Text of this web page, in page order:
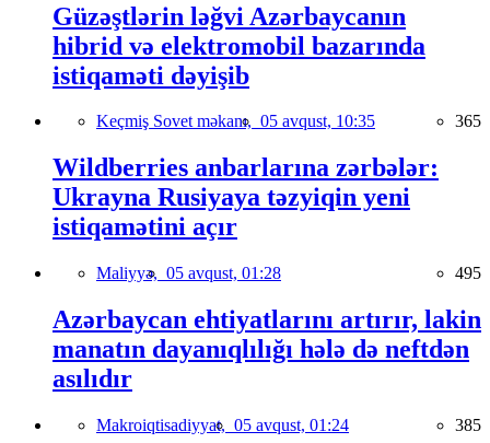
Güzəştlərin ləğvi Azərbaycanın
hibrid və elektromobil bazarında
istiqaməti dəyişib
Keçmiş Sovet məkanı, 05 avqust, 10:35 365
Wildberries anbarlarına zərbələr:
Ukrayna Rusiyaya təzyiqin yeni
istiqamətini açır
Maliyyə, 05 avqust, 01:28 495
Azərbaycan ehtiyatlarını artırır, lakin
manatın dayanıqlılığı hələ də neftdən
asılıdır
Makroiqtisadiyyat, 05 avqust, 01:24 385